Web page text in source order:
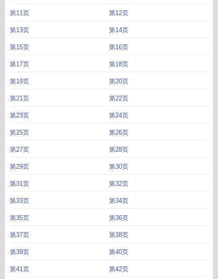
第11页 第12页
第13页 第14页
第15页 第16页
第17页 第18页
第19页 第20页
第21页 第22页
第23页 第24页
第25页 第26页
第27页 第28页
第29页 第30页
第31页 第32页
第33页 第34页
第35页 第36页
第37页 第38页
第39页 第40页
第41页 第42页